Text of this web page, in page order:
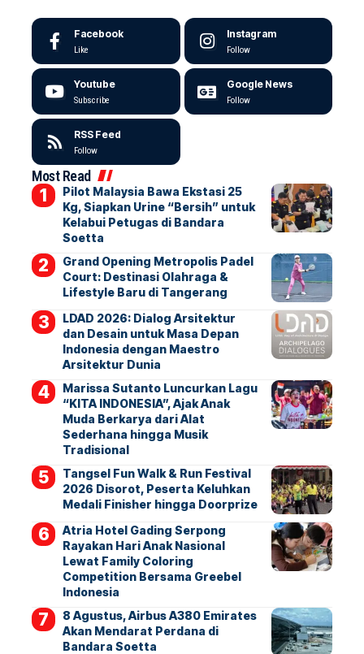
Facebook
Like
Instagram
Follow
Youtube
Subscribe
Google News
Follow
RSS Feed
Follow
Most Read
Pilot Malaysia Bawa Ekstasi 25
Kg, Siapkan Urine “Bersih” untuk
Kelabui Petugas di Bandara
Soetta
Grand Opening Metropolis Padel
Court: Destinasi Olahraga &
Lifestyle Baru di Tangerang
LDAD 2026: Dialog Arsitektur
dan Desain untuk Masa Depan
Indonesia dengan Maestro
Arsitektur Dunia
Marissa Sutanto Luncurkan Lagu
“KITA INDONESIA”, Ajak Anak
Muda Berkarya dari Alat
Sederhana hingga Musik
Tradisional
Tangsel Fun Walk & Run Festival
2026 Disorot, Peserta Keluhkan
Medali Finisher hingga Doorprize
Atria Hotel Gading Serpong
Rayakan Hari Anak Nasional
Lewat Family Coloring
Competition Bersama Greebel
Indonesia
8 Agustus, Airbus A380 Emirates
Akan Mendarat Perdana di
Bandara Soetta